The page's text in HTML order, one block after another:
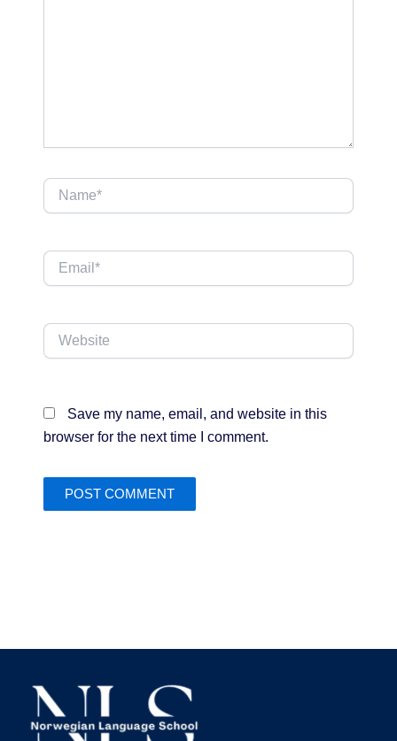
Name*
Email*
Website
Save my name, email, and website in this
browser for the next time I comment.